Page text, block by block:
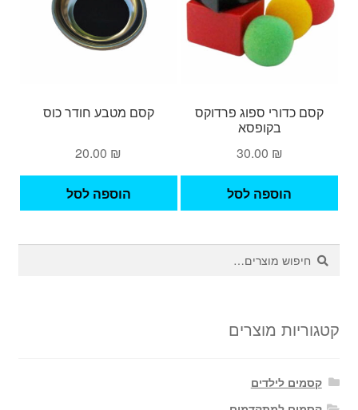
קסם כדורי ספוג פרדוקס
בקופסא
30.00 ₪
הוספה לסל
קסם מטבע חודר כוס
20.00 ₪
הוספה לסל
חיפוש
עבור:
חיפוש
קטגוריות מוצרים
קסמים לילדים